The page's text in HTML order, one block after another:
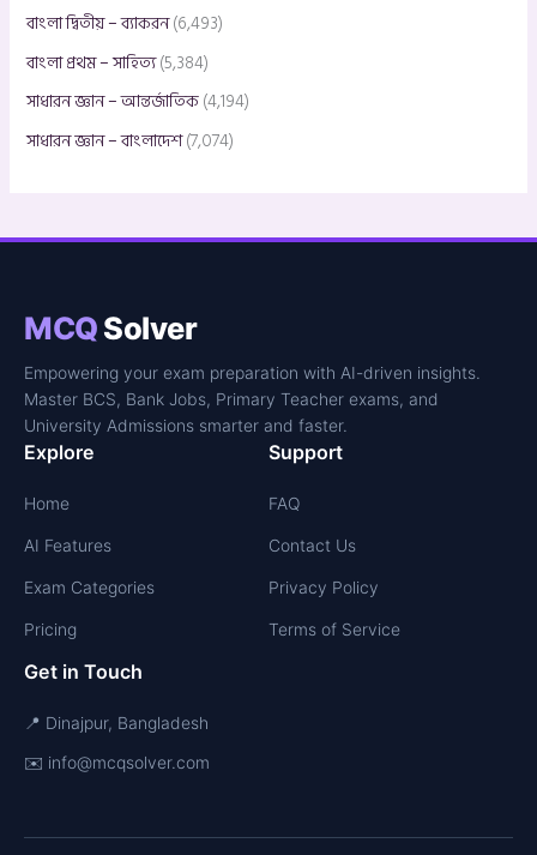
বাংলা দ্বিতীয় – ব্যাকরন(6,493)
বাংলা প্রথম – সাহিত্য(5,384)
সাধারন জ্ঞান – আন্তর্জাতিক(4,194)
সাধারন জ্ঞান – বাংলাদেশ(7,074)
MCQSolver
Empowering your exam preparation with AI-driven insights.
Master BCS, Bank Jobs, Primary Teacher exams, and
University Admissions smarter and faster.
Explore
Home
AI Features
Exam Categories
Pricing
Support
FAQ
Contact Us
Privacy Policy
Terms of Service
Get in Touch
📍 Dinajpur, Bangladesh
✉️ info@mcqsolver.com